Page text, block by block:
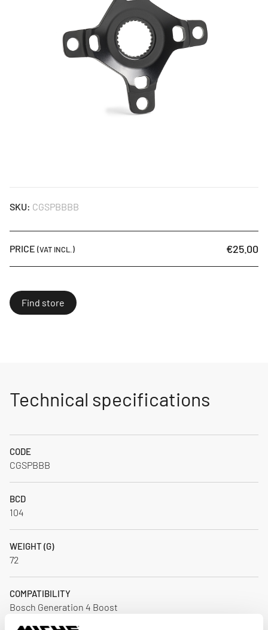
SKU: CGSPBBBB
PRICE (VAT INCL.) €25.00
Find store
Technical specifications
CODE
CGSPBBB
BCD
104
WEIGHT (G)
72
COMPATIBILITY
Bosch Generation 4 Boost